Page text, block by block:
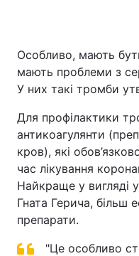
Особливо, мають
мають проблеми з
У них такі тромби
Для профілактики
антикоагулянти
кров), які
час лікування
Найкраще у вигляді
Гната Герича, більш
препарати.
"Це особливо